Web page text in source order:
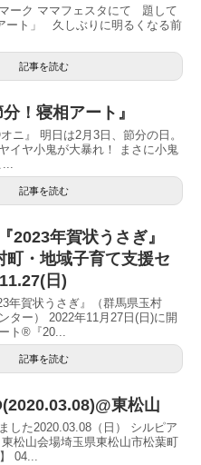
ーク ママフェスタにて 題して
ート」 久しぶりに明るくなる前
記事を読む
！寝相アート』
ニ』 明日は2月3日、節分の日。
イヤ小鬼が大暴れ！ まさに小鬼
...
記事を読む
2023年賀状うさぎ』
・地域子育て支援セ
日)
年賀状うさぎ』（群馬県玉村
ター） 2022年11月27日(日)に開
ト®︎『20...
記事を読む
東松山
した2020.03.08（日） シルピア
松山会場埼玉県東松山市松葉町
04...